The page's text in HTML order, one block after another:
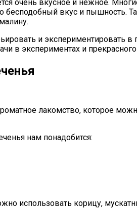
очень вкусное и нежное.
бесподобный вкус и пышность.
и экспериментировать
в экспериментах и
лакомство, которое
нам понадобится:
использовать корицу,